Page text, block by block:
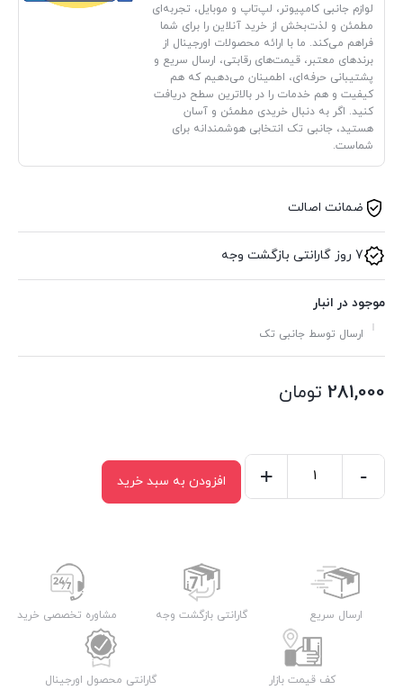
لوازم جانبی کامپیوتر، لپ‌تاپ و موبایل، تجربه‌ای
مطمئن و لذت‌بخش از خرید آنلاین را برای شما
فراهم می‌کند. ما با ارائه محصولات اورجینال از
برندهای معتبر، قیمت‌های رقابتی، ارسال سریع و
پشتیبانی حرفه‌ای، اطمینان می‌دهیم که هم
کیفیت و هم خدمات را در بالاترین سطح دریافت
کنید. اگر به دنبال خریدی مطمئن و آسان
هستید، جانبی تک انتخابی هوشمندانه برای
شماست.
ضمانت اصالت
7 روز گارانتی بازگشت وجه
موجود در انبار
ارسال توسط جانبی تک
281,000 تومان
SAMSUNG
-
+ افزودن به سبد خرید
ارسال سریع گارانتی بازگشت وجه مشاوره تخصصی خرید
کف قیمت بازار گارانتی محصول اورجینال